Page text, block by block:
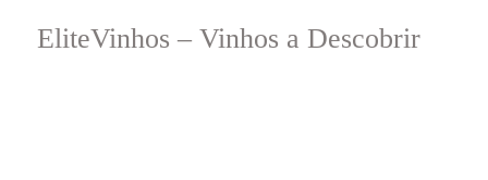
EliteVinhos – Vinhos a Descobrir